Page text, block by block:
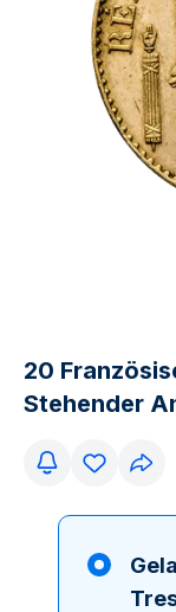
20
Stehender